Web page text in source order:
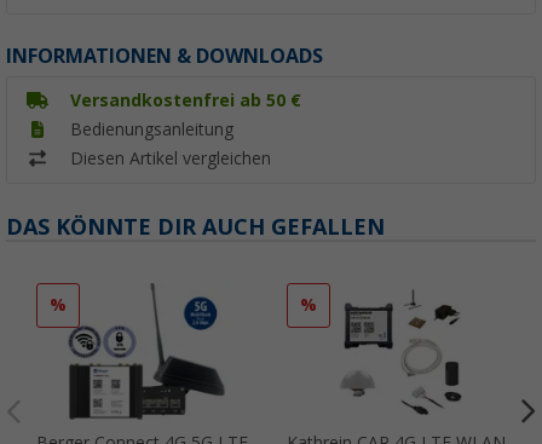
INFORMATIONEN & DOWNLOADS
Versandkostenfrei ab 50 €
Bedienungsanleitung
Diesen Artikel vergleichen
DAS KÖNNTE DIR AUCH GEFALLEN
% %